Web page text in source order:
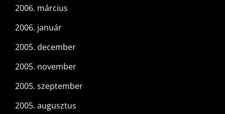
2006. március
2006. január
2005. december
2005. november
2005. szeptember
2005. augusztus